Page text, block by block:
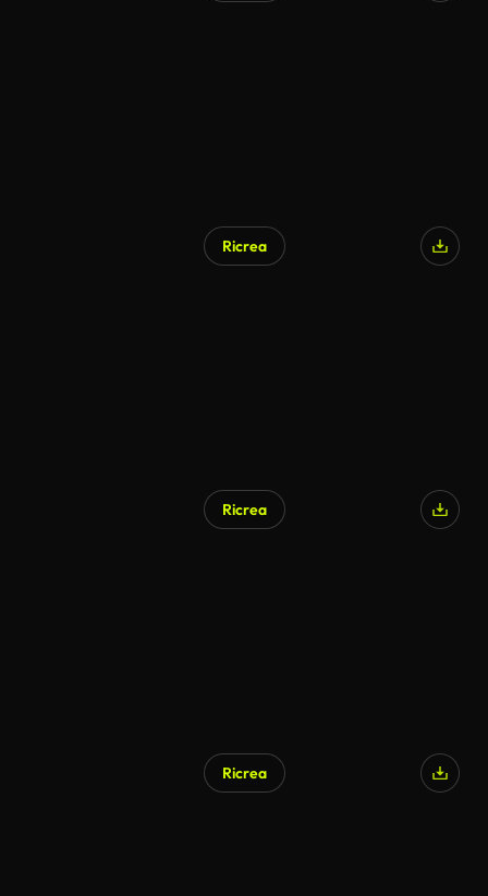
Ricrea
Ricrea
Ricrea